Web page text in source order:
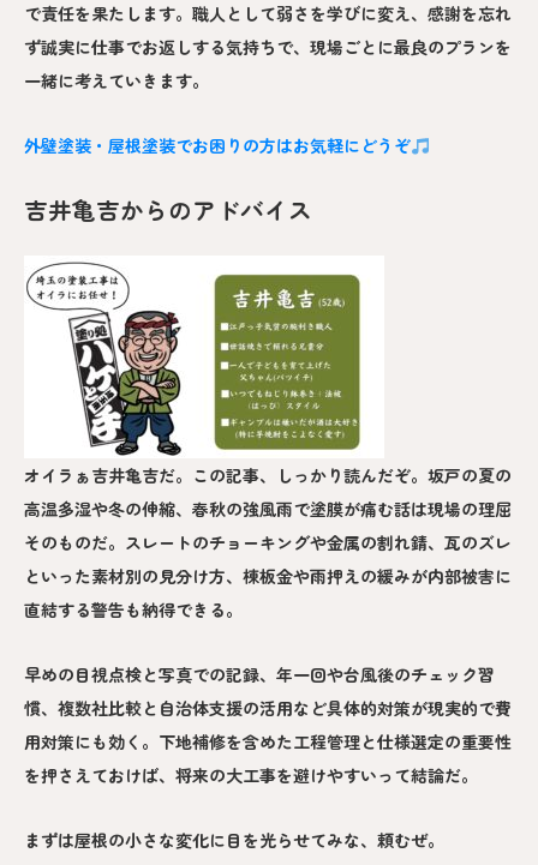
で責任を果たします。職人として弱さを学びに変え、感謝を忘れ
ず誠実に仕事でお返しする気持ちで、現場ごとに最良のプランを
一緒に考えていきます。
外壁塗装・屋根塗装でお困りの方はお気軽にどうぞ
吉井亀吉からのアドバイス
オイラぁ吉井亀吉だ。この記事、しっかり読んだぞ。坂戸の夏の
高温多湿や冬の伸縮、春秋の強風雨で塗膜が痛む話は現場の理屈
そのものだ。スレートのチョーキングや金属の割れ錆、瓦のズレ
といった素材別の見分け方、棟板金や雨押えの緩みが内部被害に
直結する警告も納得できる。
早めの目視点検と写真での記録、年一回や台風後のチェック習
慣、複数社比較と自治体支援の活用など具体的対策が現実的で費
用対策にも効く。下地補修を含めた工程管理と仕様選定の重要性
を押さえておけば、将来の大工事を避けやすいって結論だ。
まずは屋根の小さな変化に目を光らせてみな、頼むぜ。